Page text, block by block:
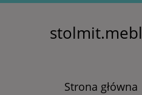
Strona główna